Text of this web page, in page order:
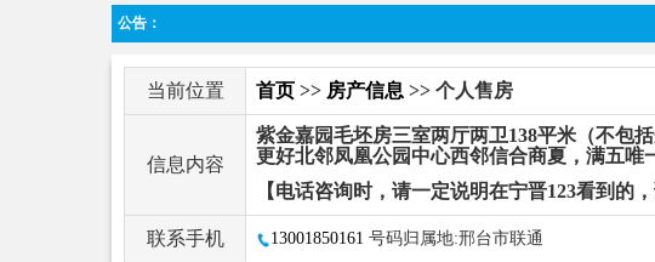
公告：
当前位置 首页 >> 房产信息 >> 个人售房
信息内容
紫金嘉园毛坯房三室两厅两卫138平米（不包
更好北邻凤凰公园中心西邻信合商夏，满五唯
【电话咨询时，请一定说明在宁晋123看到的，
联系手机 13001850161 号码归属地:邢台市联通